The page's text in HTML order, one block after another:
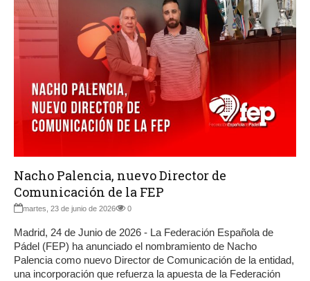
Nacho Palencia, nuevo Director de
Comunicación de la FEP
martes, 23 de junio de 2026 0
Madrid, 24 de Junio de 2026 - La Federación Española de
Pádel (FEP) ha anunciado el nombramiento de Nacho
Palencia como nuevo Director de Comunicación de la entidad,
una incorporación que refuerza la apuesta de la Federación